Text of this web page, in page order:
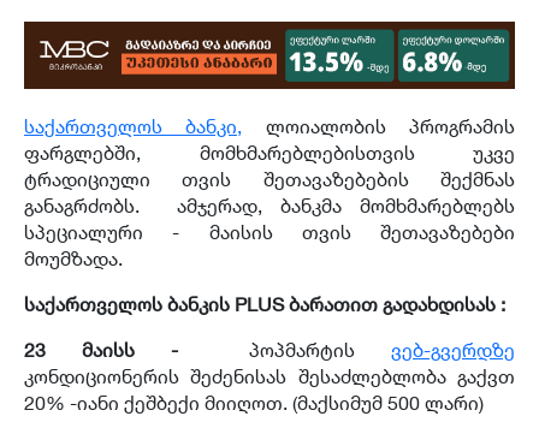
საქართველოს ბანკი, ლოიალობის პროგრამის
ფარგლებში, მომხმარებლებისთვის უკვე
ტრადიციული თვის შეთავაზებების შექმნას
განაგრძობს. ამჯერად, ბანკმა მომხმარებლებს
სპეციალური - მაისის თვის შეთავაზებები
მოუმზადა.
საქართველოს ბანკის PLUS ბარათით გადახდისას :
23 მაისს -
პოპმარტისვებ-გვერდზე
კონდიციონერის შეძენისას შესაძლებლობა გაქვთ
20% -იანი ქეშბექი მიიღოთ. (მაქსიმუმ 500 ლარი)